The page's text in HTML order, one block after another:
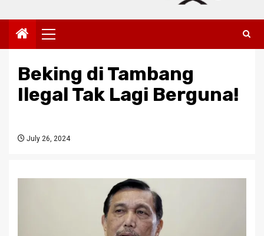
Primary
Menu
Beking di Tambang
Ilegal Tak Lagi Berguna!
July 26, 2024